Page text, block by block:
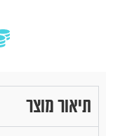
תיאור מוצר